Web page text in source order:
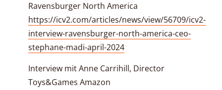
Ravensburger North America
https://icv2.com/articles/news/view/56709/icv2-
interview-ravensburger-north-america-ceo-
stephane-madi-april-2024
Interview mit Anne Carrihill, Director
Toys&Games Amazon